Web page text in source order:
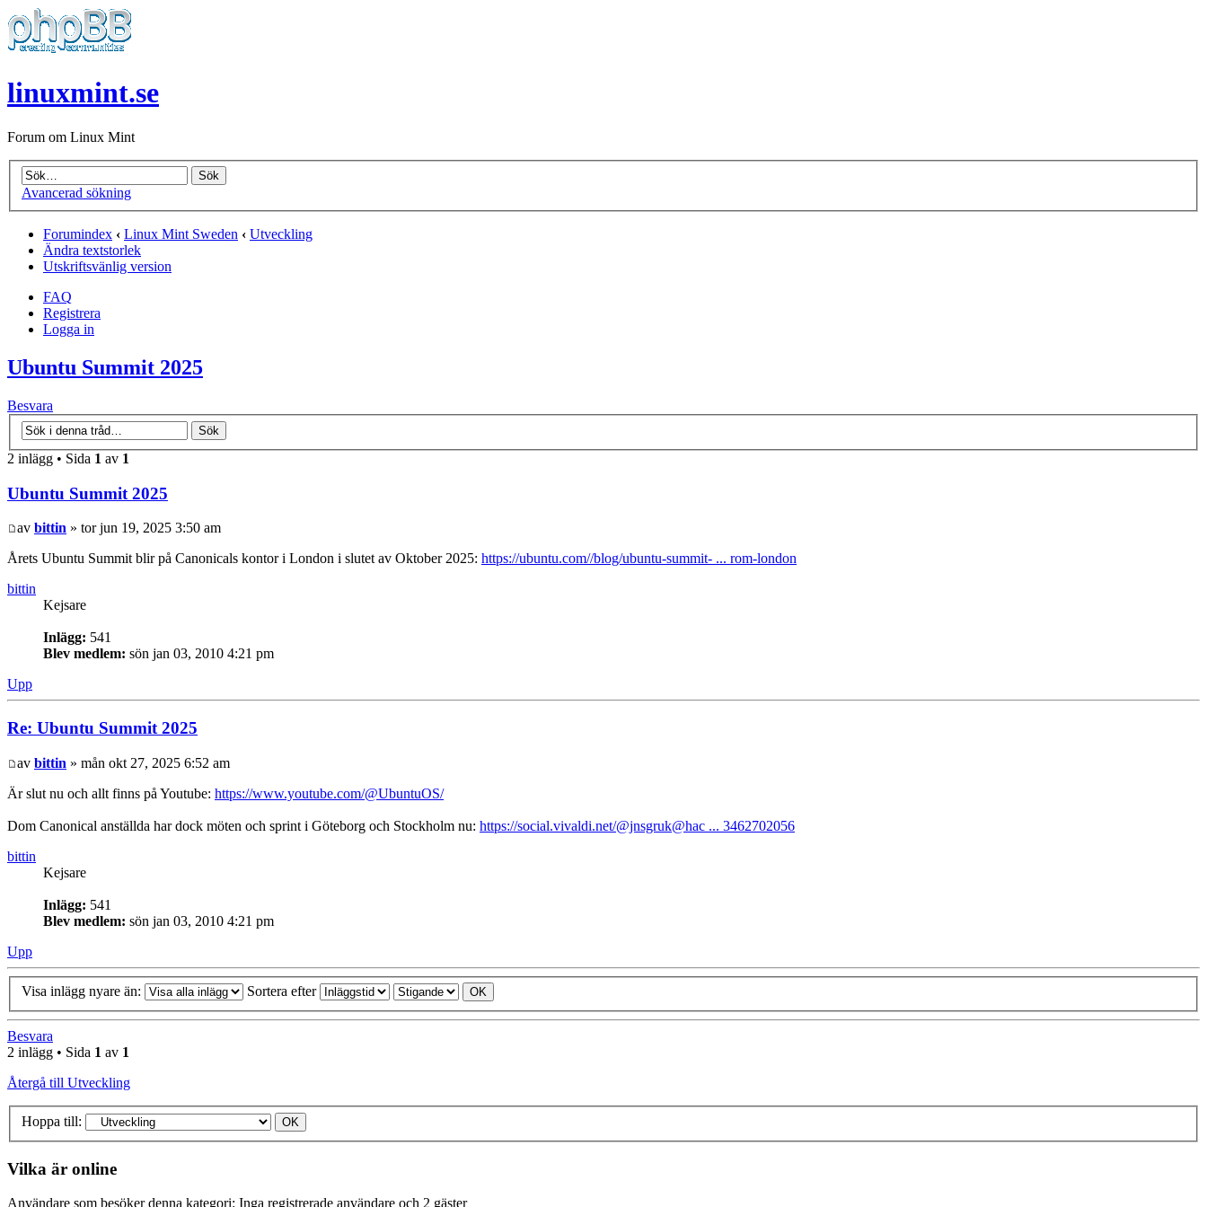
linuxmint.se
Forum om Linux Mint
Avancerad sökning
Forumindex ‹ Linux Mint Sweden ‹ Utveckling
Ändra textstorlek
Utskriftsvänlig version
FAQ
Registrera
Logga in
Ubuntu Summit 2025
Besvara
2 inlägg • Sida 1 av 1
Ubuntu Summit 2025
av bittin » tor jun 19, 2025 3:50 am
Årets Ubuntu Summit blir på Canonicals kontor i London i slutet av Oktober 2025: https://ubuntu.com//blog/ubuntu-summit- ... rom-london
bittin
Kejsare
Inlägg: 541
Blev medlem: sön jan 03, 2010 4:21 pm
Upp
Re: Ubuntu Summit 2025
av bittin » mån okt 27, 2025 6:52 am
Är slut nu och allt finns på Youtube: https://www.youtube.com/@UbuntuOS/
Dom Canonical anställda har dock möten och sprint i Göteborg och Stockholm nu: https://social.vivaldi.net/@jnsgruk@hac ... 3462702056
bittin
Kejsare
Inlägg: 541
Blev medlem: sön jan 03, 2010 4:21 pm
Upp
Visa inlägg nyare än: Sortera efter
Besvara
2 inlägg • Sida 1 av 1
Återgå till Utveckling
Hoppa till:
Vilka är online
Användare som besöker denna kategori: Inga registrerade användare och 2 gäster